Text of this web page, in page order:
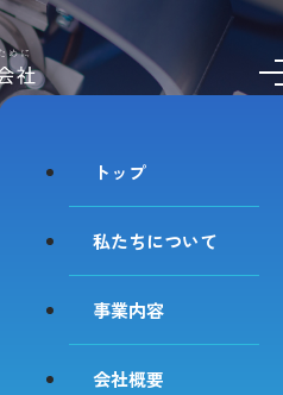
トップ
私たちについて
事業内容
会社概要
法令検索結果